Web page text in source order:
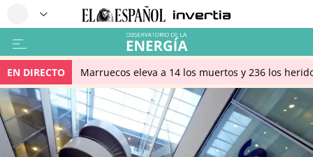
EN DIRECTO Marruecos eleva a 14 los muertos y 236 los